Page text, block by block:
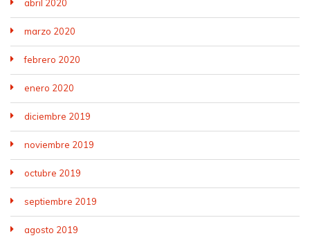
abril 2020
marzo 2020
febrero 2020
enero 2020
diciembre 2019
noviembre 2019
octubre 2019
septiembre 2019
agosto 2019